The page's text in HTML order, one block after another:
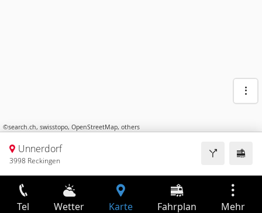
©search.ch, swisstopo, OpenStreetMap, others
Unnerdorf
3998 Reckingen
Tel Wetter Karte Fahrplan Mehr